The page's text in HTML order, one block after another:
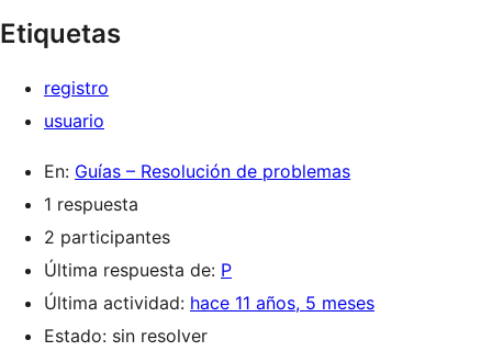
Etiquetas
registro
usuario
En: Guías – Resolución de problemas
1 respuesta
2 participantes
Última respuesta de: P
Última actividad: hace 11 años, 5 meses
Estado: sin resolver